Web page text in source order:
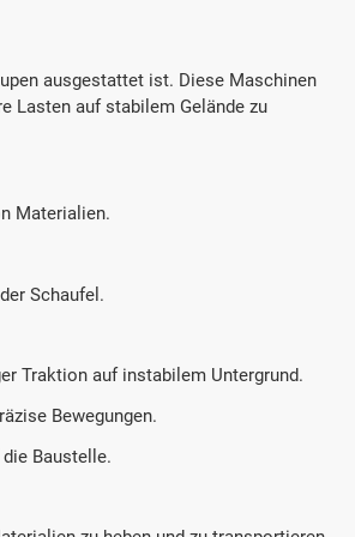
ausgestattet ist. Diese Maschinen
Lasten auf stabilem Gelände zu
Materialien.
Schaufel.
Traktion auf instabilem Untergrund.
Bewegungen.
Baustelle.